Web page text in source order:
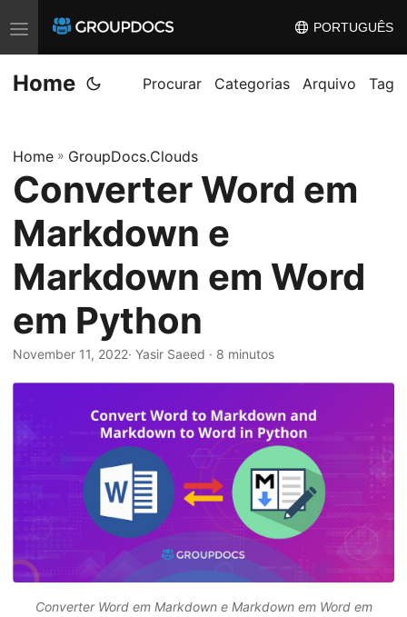
T
o
g
e
n
a
v
i
g
a
t
i
o
PORTUGUÊS
Home Procurar Categorias Arquivo Tag
Home » GroupDocs.Clouds
Converter Word em
Markdown e
Markdown em Word
em Python
November 11, 2022· Yasir Saeed · 8 minutos
Converter Word em Markdown e Markdown em Word em